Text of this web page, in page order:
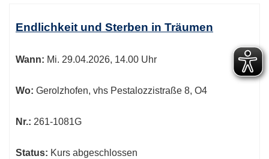
Endlichkeit und Sterben in Träumen
Wann: Mi. 29.04.2026, 14.00 Uhr
Wo: Gerolzhofen, vhs Pestalozzistraße 8, O4
Nr.: 261-1081G
Status: Kurs abgeschlossen